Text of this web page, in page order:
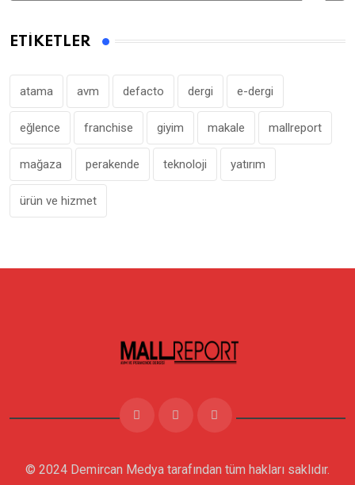
ETIKETLER
atama avm defacto dergi e-dergi
eğlence franchise giyim makale mallreport
mağaza perakende teknoloji yatırım
ürün ve hizmet
© 2024 Demircan Medya tarafından tüm hakları saklıdır.